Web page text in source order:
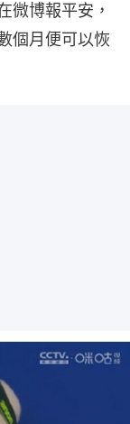
微博報平安，
個月便可以恢